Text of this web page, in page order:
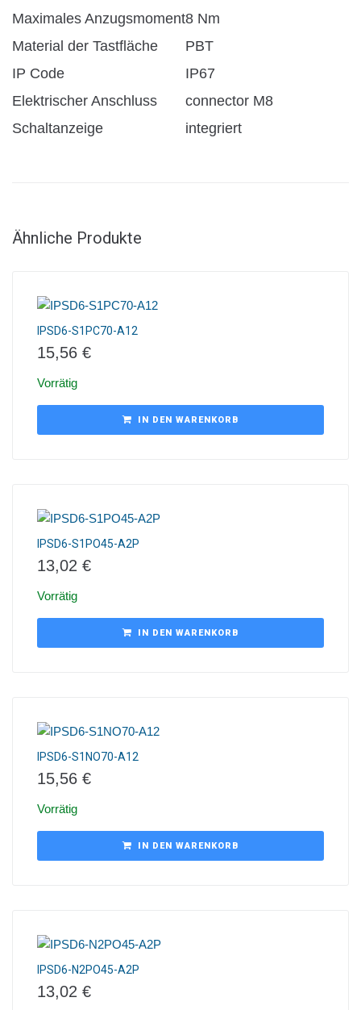
Maximales Anzugsmoment8 Nm
Material der Tastfläche
PBT
IP Code
IP67
Elektrischer Anschluss
connector M8
Schaltanzeige
integriert
Ähnliche Produkte
IPSD6-S1PC70-A12
15,56 €
Vorrätig
IN DEN WARENKORB
IPSD6-S1PO45-A2P
13,02 €
Vorrätig
IN DEN WARENKORB
IPSD6-S1NO70-A12
15,56 €
Vorrätig
IN DEN WARENKORB
IPSD6-N2PO45-A2P
13,02 €